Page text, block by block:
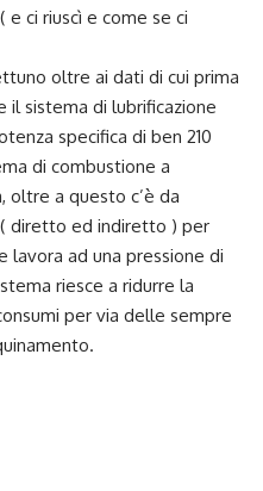
e ci riuscì e come se ci
oltre ai dati di cui prima
il sistema di lubrificazione
specifica di ben 210
di combustione a
oltre a questo c’è da
diretto ed indiretto ) per
lavora ad una pressione di
riesce a ridurre la
per via delle sempre